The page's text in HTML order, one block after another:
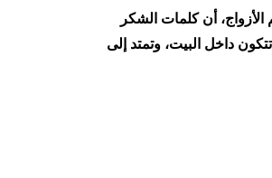
أن كلمات الشكر
داخل البيت، وتمتد إلى